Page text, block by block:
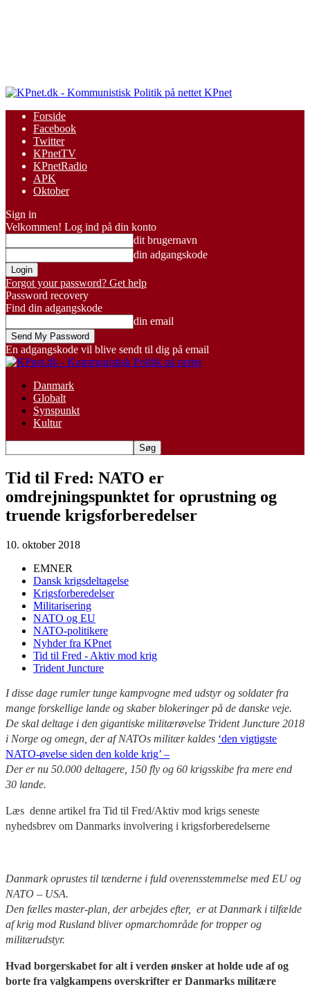
KPnet
Forside
Facebook
Twitter
KPnetTV
KPnetRadio
APK
Oktober
Sign in
Velkommen! Log ind på din konto
dit brugernavn
din adgangskode
Forgot your password? Get help
Password recovery
Find din adgangskode
din email
En adgangskode vil blive sendt til dig på email
Danmark
Globalt
Synspunkt
Kultur
Tid til Fred: NATO er
omdrejningspunktet for oprustning og
truende krigsforberedelser
10. oktober 2018
EMNER
Dansk krigsdeltagelse
Krigsforberedelser
Militarisering
NATO og EU
NATO-politikere
Nyhder fra KPnet
Tid til Fred - Aktiv mod krig
Trident Juncture
I disse dage rumler tunge kampvogne med udstyr og soldater fra
mange forskellige lande og skaber blokeringer på de danske veje.
De skal deltage i den gigantiske militærøvelse Trident Juncture 2018
i Norge og omegn, der af NATOs militær kaldes ‘den vigtigste
NATO-øvelse siden den kolde krig’ –
Der er nu 50.000 deltagere, 150 fly og 60 krigsskibe fra mere end
30 lande.
Læs denne artikel fra Tid til Fred/Aktiv mod krigs seneste
nyhedsbrev om Danmarks involvering i krigsforberedelserne
Danmark oprustes til tænderne i fuld overensstemmelse med EU og
NATO – USA.
Den fælles master-plan, der arbejdes efter, er at Danmark i tilfælde
af krig mod Rusland bliver opmarchområde for tropper og
militærudstyr.
Hvad borgerskabet for alt i verden ønsker at holde ude af og
borte fra valgkampens overskrifter er Danmarks militære